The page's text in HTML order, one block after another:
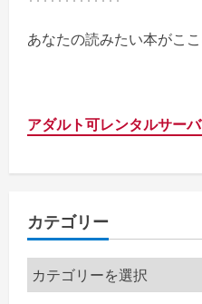
あなたの読みたい本がここ
アダルト可レンタルサー
カテゴリー
カ
テ